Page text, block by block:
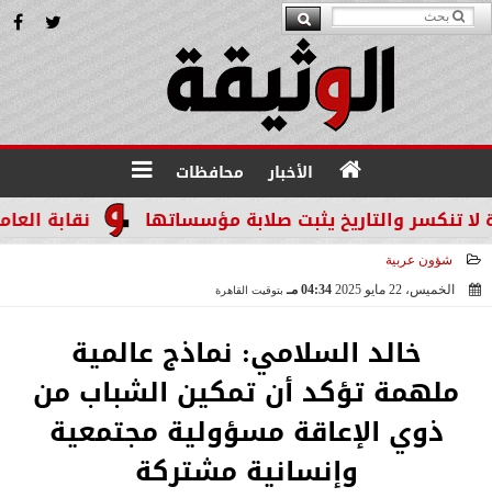
الأخبار محافظات
نقابة والتاريخ يثبت صلابة مؤسساتها
شؤون عربية
الخميس، 22 مايو 2025
04:34 مـ بتوقيت القاهرة
خالد السلامي: نماذج عالمية
ملهمة تؤكد أن تمكين الشباب من
ذوي الإعاقة مسؤولية مجتمعية
وإنسانية مشتركة